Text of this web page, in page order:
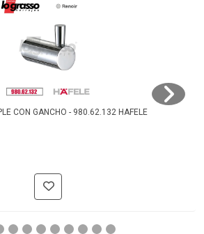
CON GANCHO - 980.62.132 HAFELE